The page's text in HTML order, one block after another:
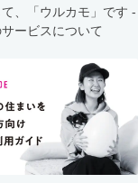
、「ウルカモ」です -
ービスについて